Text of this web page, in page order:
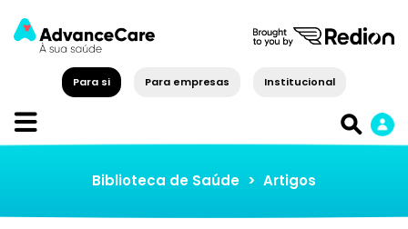
Para si Para empresas Institucional
Biblioteca de Saúde > Artigos